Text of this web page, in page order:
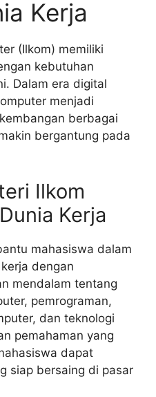
Kerja
(Ilkom) memiliki
kebutuhan
Dalam era digital
menjadi
berbagai
bergantung pada
Ilkom
Kerja
mahasiswa dalam
dengan
mendalam tentang
pemrograman,
dan teknologi
pemahaman yang
dapat
siap bersaing di pasar